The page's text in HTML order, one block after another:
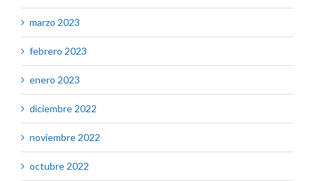
marzo 2023
febrero 2023
enero 2023
diciembre 2022
noviembre 2022
octubre 2022